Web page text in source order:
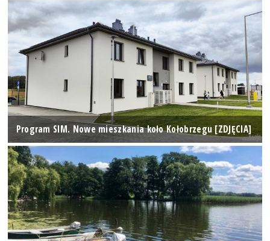
Program SIM. Nowe mieszkania koło Kołobrzegu [ZDJĘCIA]